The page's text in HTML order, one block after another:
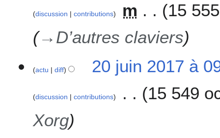
e
m
i
i
a
t
discussion contributions m
15
→ D’autres claviers
actu diff 20 juin 2017 à
discussion contributions
15 549
Xorg